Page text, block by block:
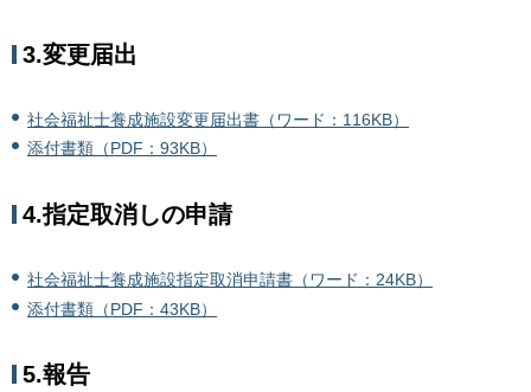
3.変更届出
社会福祉士養成施設変更届出書（ワード：116KB）
添付書類（PDF：93KB）
4.指定取消しの申請
社会福祉士養成施設指定取消申請書（ワード：24KB）
添付書類（PDF：43KB）
5.報告